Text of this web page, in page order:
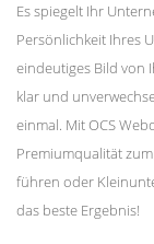
Es spiegelt Ihr
Persönlichkeit Ihres
eindeutiges Bild von
klar und
einmal. Mit OCS
Premiumqualität
führen oder
das beste Ergebnis!